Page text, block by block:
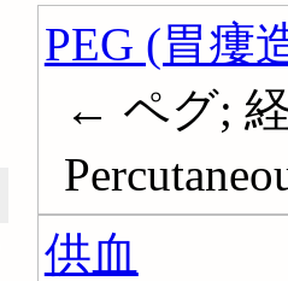
PEG (胃瘻
← ペグ;
供血